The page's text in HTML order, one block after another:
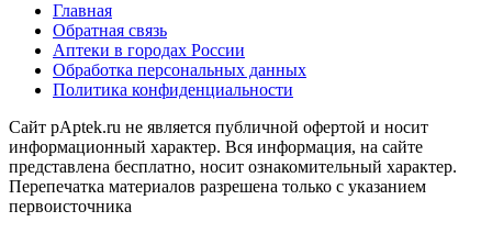
Главная
Обратная связь
Аптеки в городах России
Обработка персональных данных
Политика конфиденциальности
Сайт pAptek.ru не является публичной офертой и носит
информационный характер. Вся информация, на сайте
представлена бесплатно, носит ознакомительный характер.
Перепечатка материалов разрешена только с указанием
первоисточника